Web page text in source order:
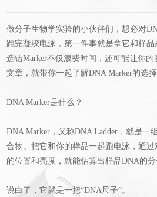
做分子生物学实验的小伙伴们，想必对
跑完凝胶电泳，第一件事就是拿它和样品
选错Marker不仅浪费时间，还可能让你的
文章，就带你一起了解DNA Marker的选择
DNA Marker是什么？‍
DNA Marker，又称DNA Ladder，就是一
合物。把它和你的样品一起跑电泳，通
的位置和亮度，就能估算出样品DNA的分
说白了，它就是一把“DNA尺子”。